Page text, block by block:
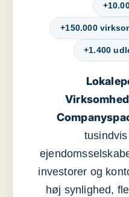
+150.000
+1.400
investorer og
høj synlighed,